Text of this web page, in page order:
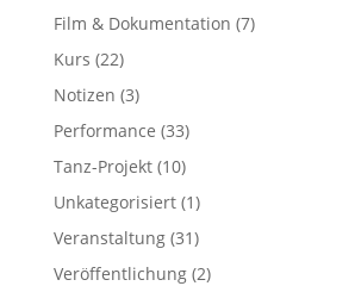
Film & Dokumentation (7)
Kurs (22)
Notizen (3)
Performance (33)
Tanz-Projekt(10)
Unkategorisiert(1)
Veranstaltung(31)
Veröffentlichung(2)